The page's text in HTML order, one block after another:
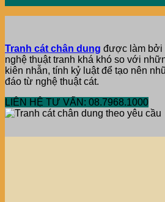
Tranh cát chân dung được làm bởi
nghệ thuật tranh khá khó so với
kiên nhẫn, tính kỷ luật để tạo nên
đáo từ nghệ thuật cát.
LIÊN HỆ TƯ VẤN: 08.7968.1000